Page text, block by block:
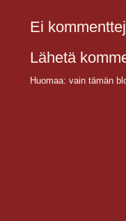
Ei
Lähetä
Huomaa: vain tämän